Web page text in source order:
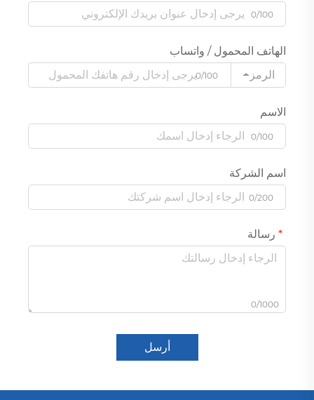
0/100
الهاتف المحمول / واتساب
الرمز
0/100
الاسم
0/100
اسم الشركة
0/200
رسالة
0/1000
أرسل